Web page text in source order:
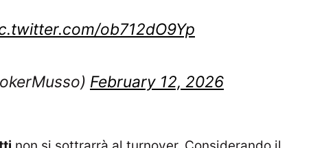
ob712dO9Yp
February 12, 2026
non si sottrarrà al turnover. Considerando il